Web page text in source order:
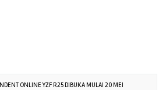
INDENT ONLINE YZF R25 DIBUKA MULAI 20 MEI